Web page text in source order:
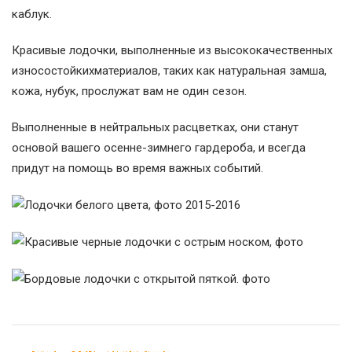
каблук.
Красивые лодочки, выполненные из высококачественных
износостойкихматериалов, таких как натуральная замша,
кожа, нубук, прослужат вам не один сезон.
Выполненные в нейтральных расцветках, они станут
основой вашего осенне-зимнего гардероба, и всегда
придут на помощь во время важных событий.